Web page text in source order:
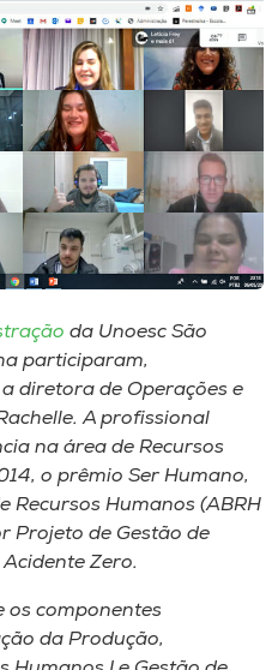
da Unoesc São
participaram,
diretora de Operações e
A profissional
na área de Recursos
o prêmio Ser Humano,
Recursos Humanos (ABRH
Projeto de Gestão de
Zero.
os componentes
da Produção,